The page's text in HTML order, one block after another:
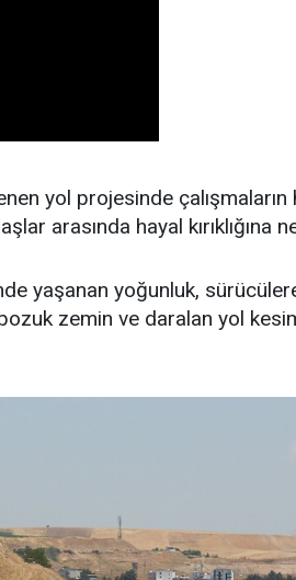
yol projesinde çalışmaların
arasında hayal kırıklığına
yaşanan yoğunluk,
zemin ve daralan yol